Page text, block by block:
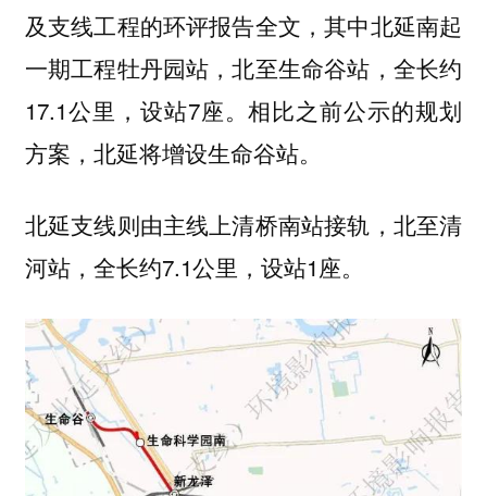
及支线工程的环评报告全文，其中北延南起
一期工程牡丹园站，北至生命谷站，全长约
17.1公里，设站7座。相比之前公示的规划
方案，北延将增设生命谷站。
北延支线则由主线上清桥南站接轨，北至清
河站，全长约7.1公里，设站1座。